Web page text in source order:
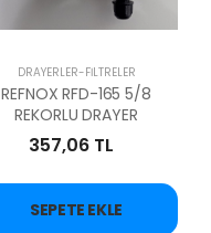
DRAYERLER-FİLTRELER
REFNOX RFD-165 5/8
REKORLU DRAYER
357,06 TL
SEPETE EKLE